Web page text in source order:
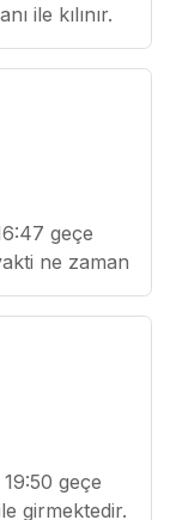
ile kılınır.
geçe
ne zaman
geçe
girmektedir.